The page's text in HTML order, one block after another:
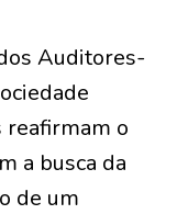
Auditores-
reafirmam o
a busca da
de um